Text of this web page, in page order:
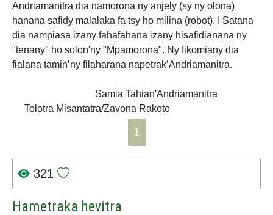
Andriamanitra dia namorona ny anjely (sy ny olona)
hanana safidy malalaka fa tsy ho milina (robot). I Satana
dia nampiasa izany fahafahana izany hisafidianana ny
"tenany" ho solon'ny "Mpamorona". Ny fikomiany dia
fialana tamin’ny filaharana napetrak’Andriamanitra.
Samia Tahian'Andriamanitra
Tolotra Misantatra/Zavona Rakoto
1
321
Hametraka hevitra